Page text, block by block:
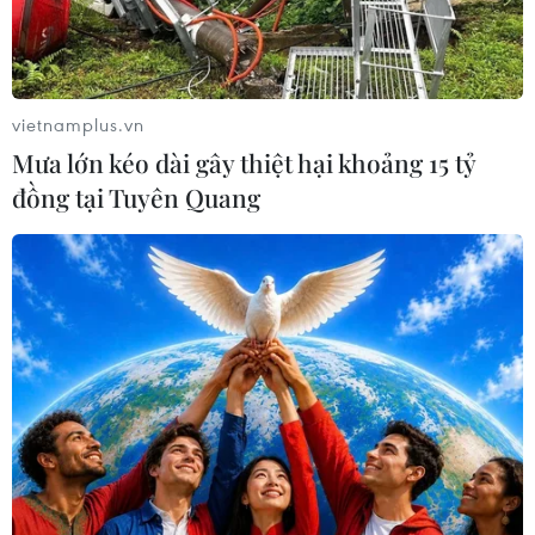
của 28 đơn vị thuộc 10 tỉnh,thành phố.
Liên hoan giới thiệu 200món ăn đa dạng, độc
đáo của Việt Nam và vùng đất phương Nam.
Trong ba ngày, từ 27-29/5, tại liên hoan diễn ra
các hoạt động biểu diễnchế biến và phục vụ ẩm
thực tại các gian hàng theo từng chủ đề như ẩm
thực biểnmiền Trung, ẩm thực Tây Nguyên, ẩm
thực Nam Bộ, ẩm thực Sài Gòn với những
nétđặc trưng văn hóa ẩm thực các vùng miền.
Liên hoan cũng là dịp để các doanh nghiệp kinh
doanh dịch vụ ăn uống của thànhphố và các
tỉnh đã ký kết hợp tác phát triển du lịch với
Thành phố Hồ Chí Minhquảng bá các món ăn,
vietnamplus.vn
Mưa lớn kéo dài gây thiệt hại khoảng 15 tỷ
đồng tại Tuyên Quang